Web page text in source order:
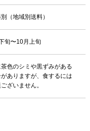
（地域別送料）
旬〜10月上旬
色のシミや黒ずみがある
ありますが、食するには
ざいません。